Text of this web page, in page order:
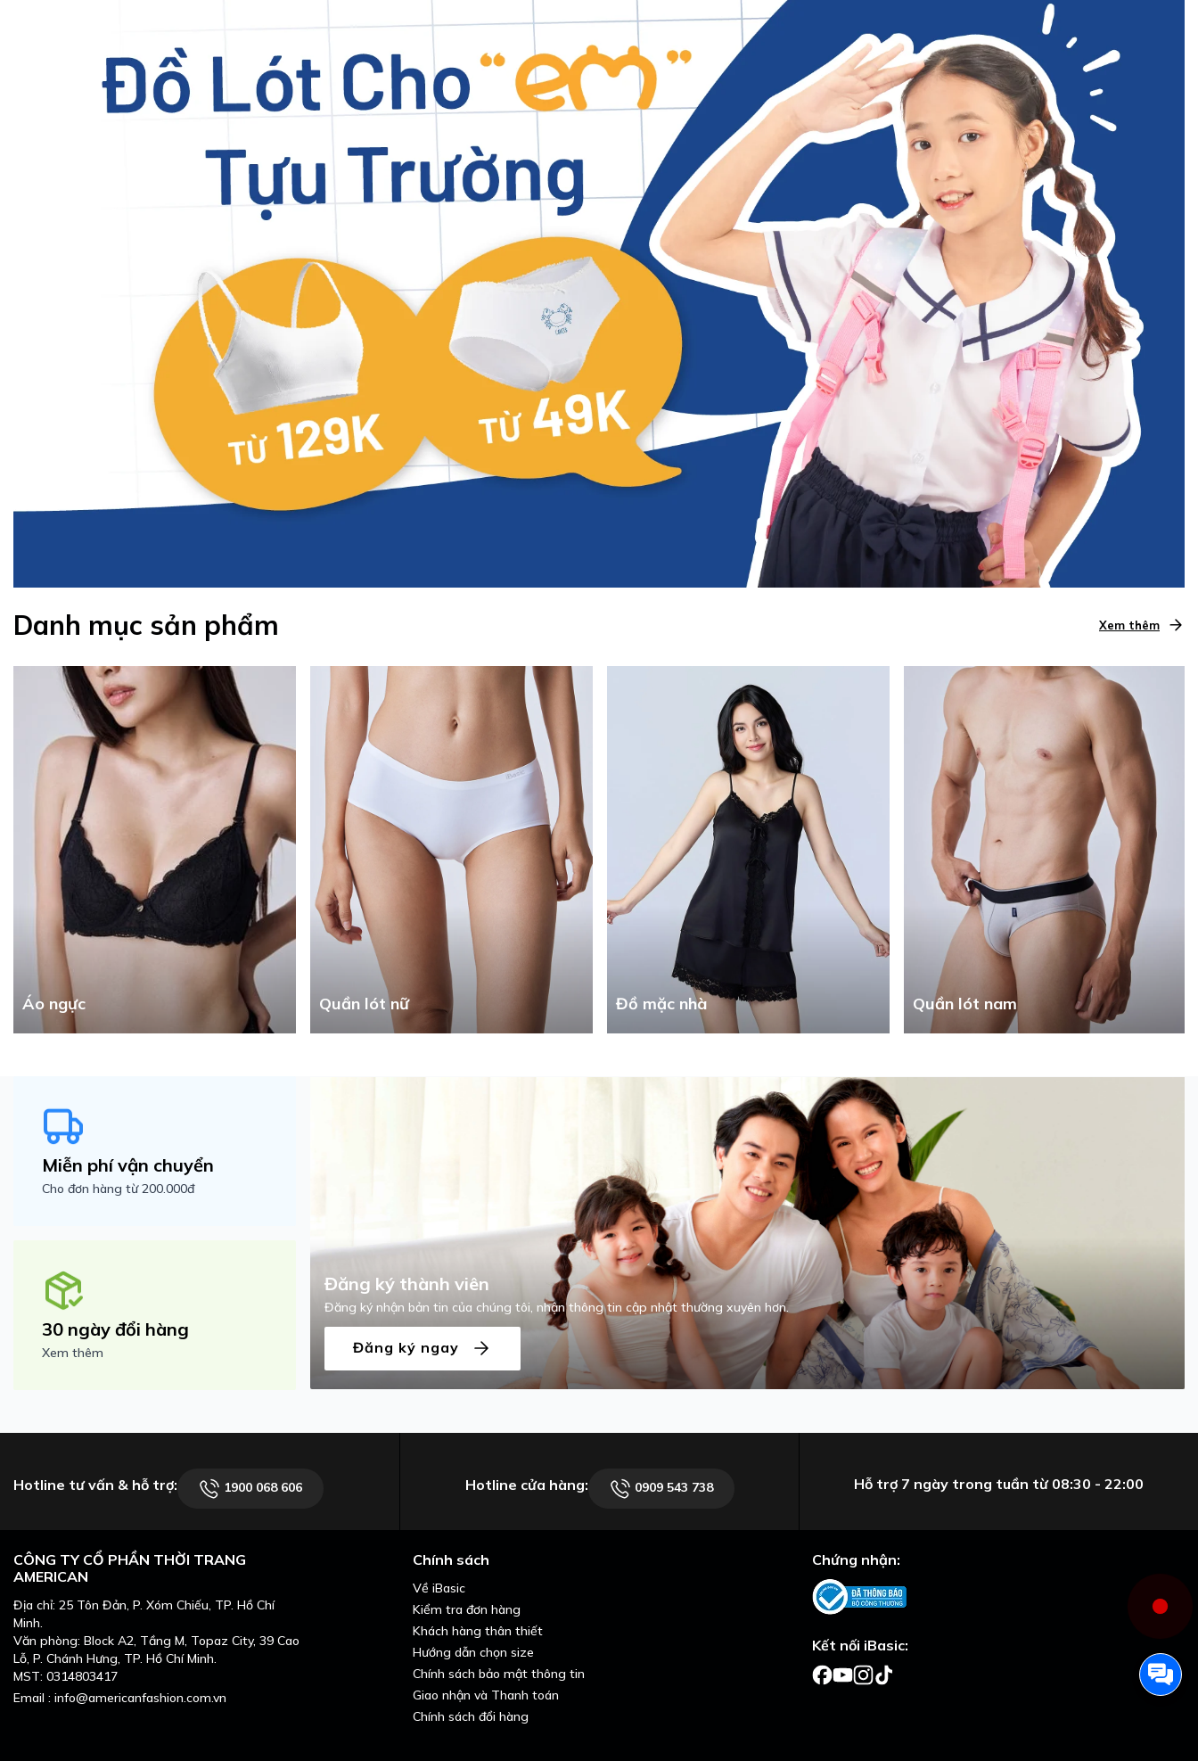
Danh mục sản phẩm Xem thêm
Áo ngực Quần lót nữ Đồ mặc nhà Quần lót nam
Miễn phí vận chuyển
Cho đơn hàng từ 200.000đ
30 ngày đổi hàng
Xem thêm
Đăng ký thành viên
Đăng ký nhận bản tin của chúng tôi, nhận thông tin cập nhật thường xuyên hơn.
Đăng ký ngay
Hotline tư vấn & hỗ trợ: 1900 068 606 Hotline cửa hàng: 0909 543 738 Hỗ trợ 7 ngày trong tuần từ 08:30 - 22:00
CÔNG TY CỔ PHẦN THỜI TRANG
AMERICAN
Địa chỉ: 25 Tôn Đản, P. Xóm Chiếu, TP. Hồ Chí
Minh.
Văn phòng: Block A2, Tầng M, Topaz City, 39 Cao
Lỗ, P. Chánh Hưng, TP. Hồ Chí Minh.
MST: 0314803417
Email : info@americanfashion.com.vn
Chính sách
Về iBasic
Kiểm tra đơn hàng
Khách hàng thân thiết
Hướng dẫn chọn size
Chính sách bảo mật thông tin
Giao nhận và Thanh toán
Chính sách đổi hàng
Chứng nhận:
Kết nối iBasic: